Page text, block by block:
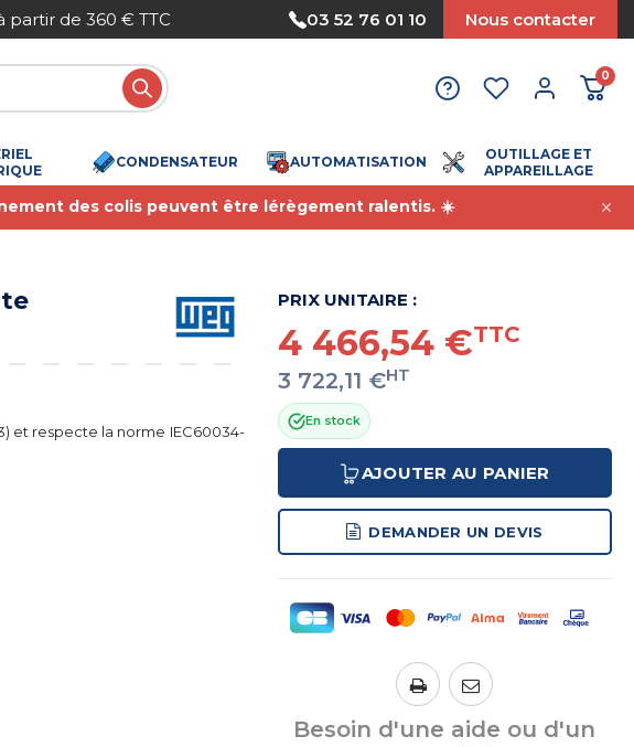
partir de 360 € TTC Paiement sécurisé
03 52 76 01 10 Nous contacter
0
CONDENSATEUR AUTOMATISATION
OUTILLAGE ET
APPAREILLAGE
des colis peuvent être lérègement ralentis. ☀️
et respecte la norme IEC60034-
PRIX UNITAIRE :
4 466,54 €TTC
3 722,11 €HT
En stock
AJOUTER AU PANIER
DEMANDER UN DEVIS
Besoin d'une aide ou d'un